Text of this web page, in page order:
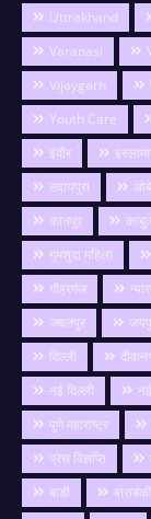
Uttrakhand
Varanasi
Vijaygarh
Youth Care
इंदौर
उदायपुरा
कानपुर
गुमशुदा महिला
गौहरगंज
जबलपुर
दिल्ली
नई दिल्ली
पुणे महाराष्ट्र
प्रेस विज्ञप्ति
बाडी
बाराबंकी